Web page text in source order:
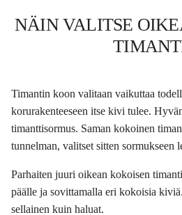
NÄIN VALITSE
Timantin koon valitaan vaikuttaa
korurakenteeseen itse kivi tulee.
timanttisormus. Saman kokoinen
tunnelman, valitset sitten sormukseen
Parhaiten juuri oikean kokoisen
päälle ja sovittamalla eri kokoisia
sellainen kuin haluat.